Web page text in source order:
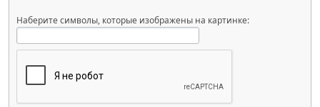
Наберите символы, которые изображены на картинке: